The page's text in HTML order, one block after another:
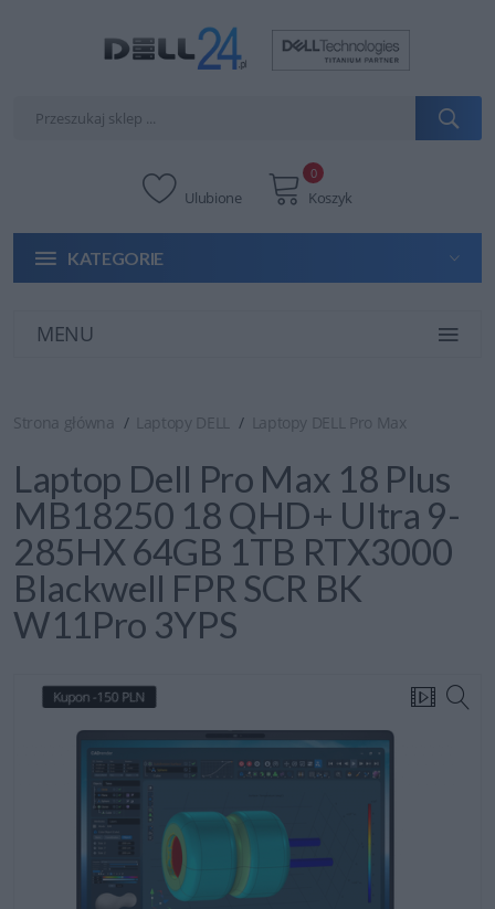
Ulubione Koszyk
0
KATEGORIE
MENU
Strona główna Laptopy DELL Laptopy DELL Pro Max
Laptop Dell Pro Max 18 Plus
MB18250 18 QHD+ Ultra 9-
285HX 64GB 1TB RTX3000
Blackwell FPR SCR BK
W11Pro 3YPS
Kupon -150 PLN